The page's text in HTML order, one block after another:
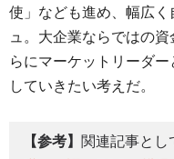
使」なども進め、幅広
ュ。大企業ならではの
らにマーケットリーダ
していきたい考えだ。
【参考】 関連記事とし